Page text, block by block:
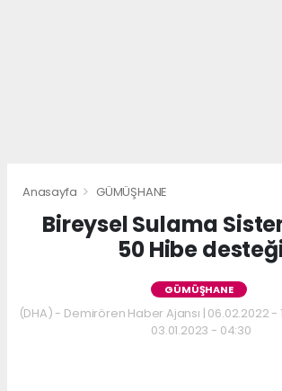
Anasayfa GÜMÜŞHANE
Bireysel Sulama
50 Hibe
GÜMÜŞHANE
(DHA) - Demirören Haber Ajansı | 06.02.2022 -
03.01.2023 - 04:30